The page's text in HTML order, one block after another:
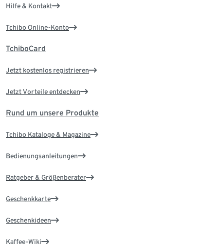
Hilfe & Kontakt
Tchibo Online-Konto
TchiboCard
Jetzt kostenlos registrieren
Jetzt Vorteile entdecken
Rund um unsere Produkte
Tchibo Kataloge & Magazine
Bedienungsanleitungen
Ratgeber & Größenberater
Geschenkkarte
Geschenkideen
Kaffee-Wiki